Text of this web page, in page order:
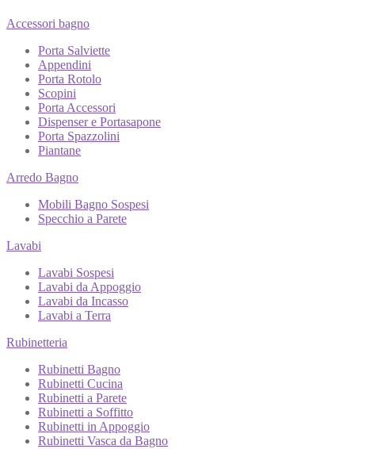
Accessori bagno
Porta Salviette
Appendini
Porta Rotolo
Scopini
Porta Accessori
Dispenser e Portasapone
Porta Spazzolini
Piantane
Arredo Bagno
Mobili Bagno Sospesi
Specchio a Parete
Lavabi
Lavabi Sospesi
Lavabi da Appoggio
Lavabi da Incasso
Lavabi a Terra
Rubinetteria
Rubinetti Bagno
Rubinetti Cucina
Rubinetti a Parete
Rubinetti a Soffitto
Rubinetti in Appoggio
Rubinetti Vasca da Bagno